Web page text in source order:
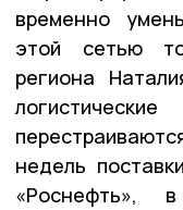
временно
этой сетью
региона
недель
«Роснефть»,